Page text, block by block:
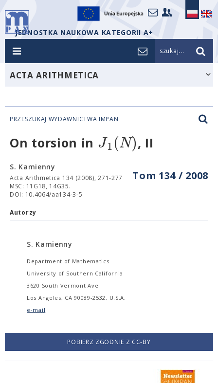
JEDNOSTKA NAUKOWA KATEGORII A+
szukaj...
ACTA ARITHMETICA
PRZESZUKAJ WYDAWNICTWA IMPAN
On torsion in J1(N), II
Tom 134 / 2008
S. Kamienny
Acta Arithmetica 134 (2008), 271-277
MSC: 11G18, 14G35.
DOI: 10.4064/aa134-3-5
Autorzy
S. Kamienny
Department of Mathematics
University of Southern California
3620 South Vermont Ave.
Los Angeles, CA 90089-2532, U.S.A.
e-mail
POBIERZ ZGODNIE Z CC-BY